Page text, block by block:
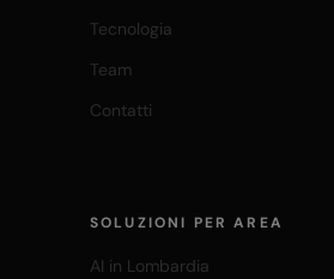
Tecnologia
Team
Contatti
SOLUZIONI PER AREA
AI in Lombardia